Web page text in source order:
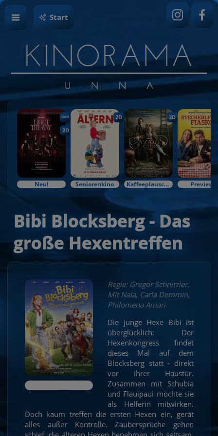
Start
OmU
2D
Neu!
2D
Seniorenkino
2D
Kaffeeplausch & Kinozauber Preview
Bibi Blocksberg - Das
große Hexentreffen
Regie: Gregor Schnitzler.
Mit Nala, Carla Demmin,
Philomena Amari
Die junge Hexe Bibi ist
überglücklich: Der
Hexenkongress findet
dieses Mal auf dem
Blocksberg statt - direkt
vor ihrer Haustür.
Zusammen mit Schubia
und Flauipaui möchte sie
als Helferin mitwirken.
Doch kaum treffen die ersten Hexen ein, gerät
alles außer Kontrolle. Zaubersprüche gehen